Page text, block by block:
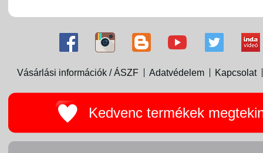
Vásárlási információk / ÁSZF Adatvédelem Kapcsolat
Kedvenc termékek